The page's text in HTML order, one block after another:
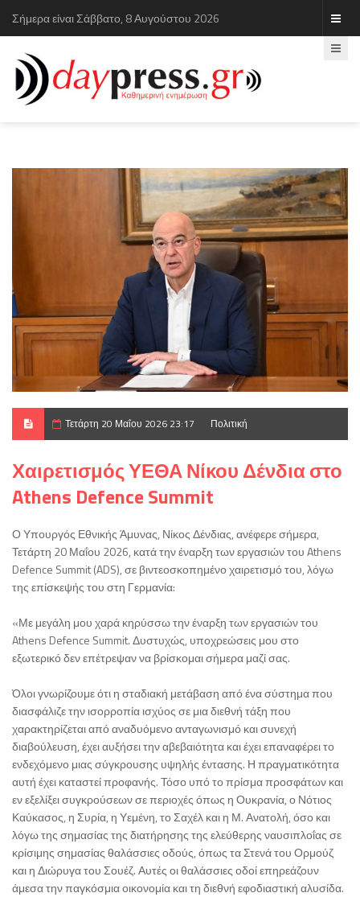
Σήμερα είναι Σάββατο, 8 Αυγούστου 2026
Τετάρτη 20 Μαΐου 2026 23:17 Πολιτική
Χαιρετισμός ΥΕΘΑ Νίκου Δένδια στο
Athens Defence Summit
Ο Υπουργός Εθνικής Άμυνας, Νίκος Δένδιας, ανέφερε σήμερα,
Τετάρτη 20 Μαΐου 2026, κατά την έναρξη των εργασιών του Athens
Defence Summit (ADS), σε βιντεοσκοπημένο χαιρετισμό του, λόγω
της επίσκεψής του στη Γερμανία:
«Με μεγάλη μου χαρά κηρύσσω την έναρξη των εργασιών του
Athens Defence Summit. Δυστυχώς, υποχρεώσεις μου στο
εξωτερικό δεν επέτρεψαν να βρίσκομαι σήμερα μαζί σας.
Όλοι γνωρίζουμε ότι η σταδιακή μετάβαση από ένα σύστημα που
διασφάλιζε την ισορροπία ισχύος σε μια διεθνή τάξη που
χαρακτηρίζεται από αναδυόμενο ανταγωνισμό και συνεχή
διαβούλευση, έχει αυξήσει την αβεβαιότητα και έχει επαναφέρει το
ενδεχόμενο μιας σύγκρουσης υψηλής έντασης. Η πραγματικότητα
αυτή έχει καταστεί προφανής. Τόσο υπό το πρίσμα προσφάτων και
εν εξελίξει συγκρούσεων σε περιοχές όπως η Ουκρανία, ο Νότιος
Καύκασος, η Συρία, η Υεμένη, το Σαχέλ και η Μ. Ανατολή, όσο και
λόγω της σημασίας της διατήρησης της ελεύθερης ναυσιπλοΐας σε
κρίσιμης σημασίας θαλάσσιες οδούς, όπως τα Στενά του Ορμούζ
και η Διώρυγα του Σουέζ. Αυτές οι θαλάσσιες οδοί επηρεάζουν
άμεσα την παγκόσμια οικονομία και τη διεθνή εφοδιαστική αλυσίδα.